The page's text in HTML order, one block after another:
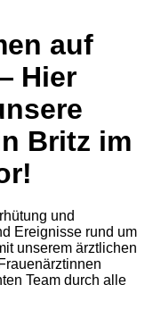
auf
Hier
Britz im
und
Ereignisse rund um
unserem ärztlichen
Team durch alle